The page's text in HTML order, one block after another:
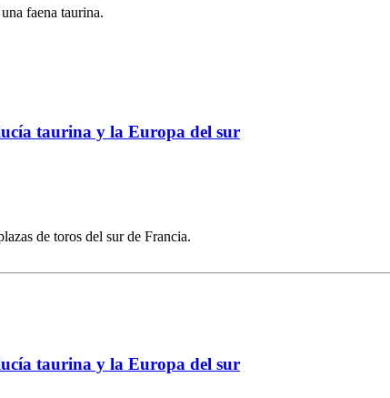
faena taurina.
taurina y la Europa del sur
de toros del sur de Francia.
taurina y la Europa del sur